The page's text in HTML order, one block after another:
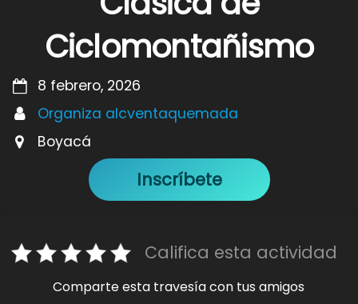
Ciclomontañismo
8 febrero, 2026
Organiza alcventaquemada
Boyacá
Inscríbete
Califica esta actividad
Comparte esta travesía con tus amigos